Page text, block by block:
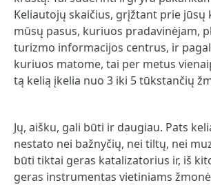
Keliautojų skaičius, grįžtant prie jūsų
mūsų pasus, kuriuos pradavinėjam,
turizmo informacijos centrus, ir
kuriuos matome, tai per metus
tą kelią įkelia nuo 3 iki 5 tūkstančių
Jų, aišku, gali būti ir daugiau. Pats
nestato nei bažnyčių, nei tiltų, nei
būti tiktai geras katalizatorius ir, iš
geras instrumentas vietiniams